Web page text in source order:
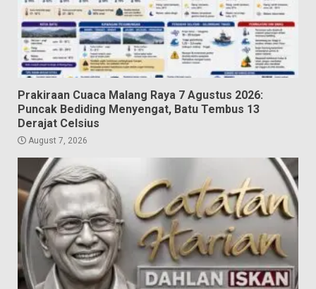
Prakiraan Cuaca Malang Raya 7 Agustus 2026:
Puncak Bediding Menyengat, Batu Tembus 13
Derajat Celsius
August 7, 2026